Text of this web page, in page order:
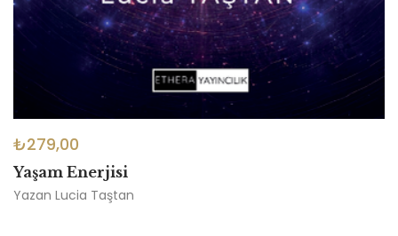
₺279,00
Yaşam Enerjisi
Yazan Lucia Taştan